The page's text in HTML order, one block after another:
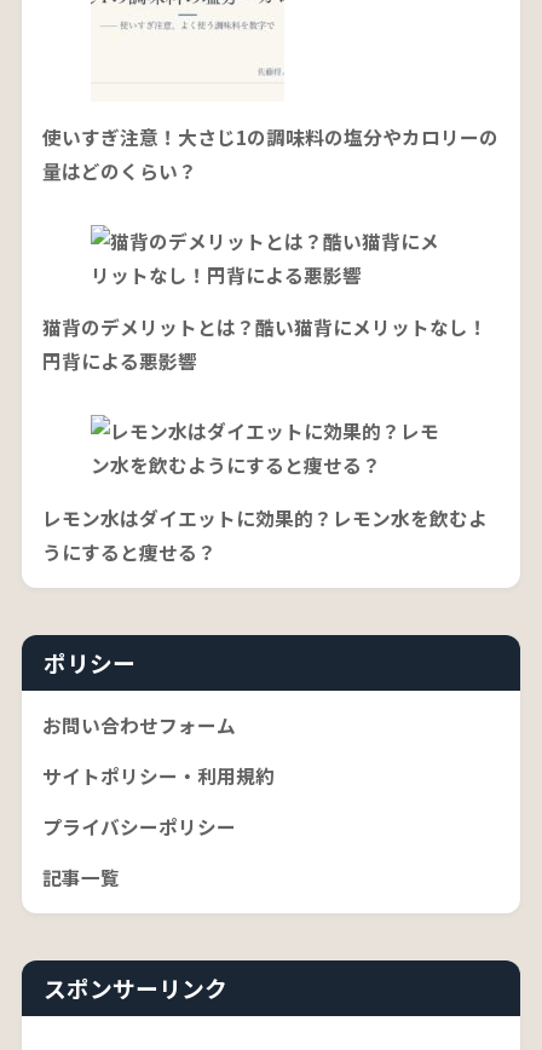
使いすぎ注意！大さじ1の調味料の塩分やカロリーの
量はどのくらい？
猫背のデメリットとは？酷い猫背にメリットなし！
円背による悪影響
レモン水はダイエットに効果的？レモン水を飲むよ
うにすると痩せる？
ポリシー
お問い合わせフォーム
サイトポリシー・利用規約
プライバシーポリシー
記事一覧
スポンサーリンク